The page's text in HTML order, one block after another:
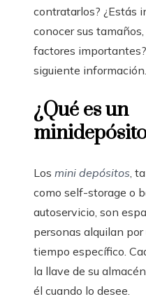
contratarlos? ¿Estás
conocer sus
factores
siguiente información.
¿Qué es un
Los mini depósitos,
como self-storage o
autoservicio, son
personas alquilan
tiempo específico.
la llave de su
él cuando lo desee.